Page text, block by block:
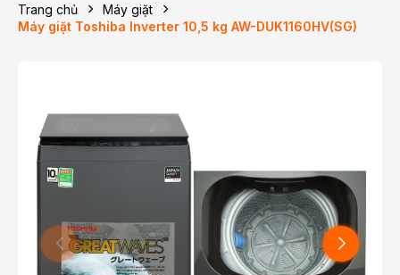
Trang chủ
Máy giặt
Máy giặt Toshiba Inverter 10,5 kg AW-DUK1160HV(SG)